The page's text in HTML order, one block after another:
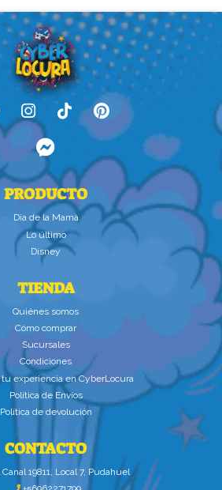
PRODUCTO
Dìa de la Mamà
Lo último
Disney
TIENDA
Quiénes somos
Cómo comprar
Sucursales
Condiciones
experiencia en CyberLocura
Política de Envíos
Política de devolución
CONTACTO
Canal 19811, Local 7, Pudahuel